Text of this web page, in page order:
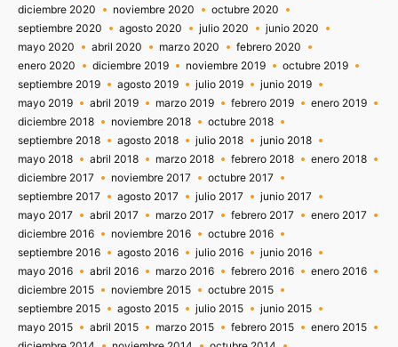
diciembre 2020
noviembre 2020
octubre 2020
septiembre 2020
agosto 2020 julio 2020
junio 2020
mayo 2020
abril 2020 marzo 2020
febrero 2020
enero 2020
diciembre 2019 noviembre 2019
octubre 2019
septiembre 2019
agosto 2019 julio 2019
junio 2019
mayo 2019
abril 2019 marzo 2019 febrero 2019
enero 2019
diciembre 2018
noviembre 2018
octubre 2018
septiembre 2018
agosto 2018 julio 2018
junio 2018
mayo 2018
abril 2018 marzo 2018 febrero 2018
enero 2018
diciembre 2017
noviembre 2017
octubre 2017
septiembre 2017
agosto 2017 julio 2017
junio 2017
mayo 2017
abril 2017 marzo 2017 febrero 2017
enero 2017
diciembre 2016
noviembre 2016
octubre 2016
septiembre 2016
agosto 2016 julio 2016
junio 2016
mayo 2016
abril 2016 marzo 2016 febrero 2016
enero 2016
diciembre 2015
noviembre 2015
octubre 2015
septiembre 2015
agosto 2015 julio 2015
junio 2015
mayo 2015
abril 2015 marzo 2015 febrero 2015
enero 2015